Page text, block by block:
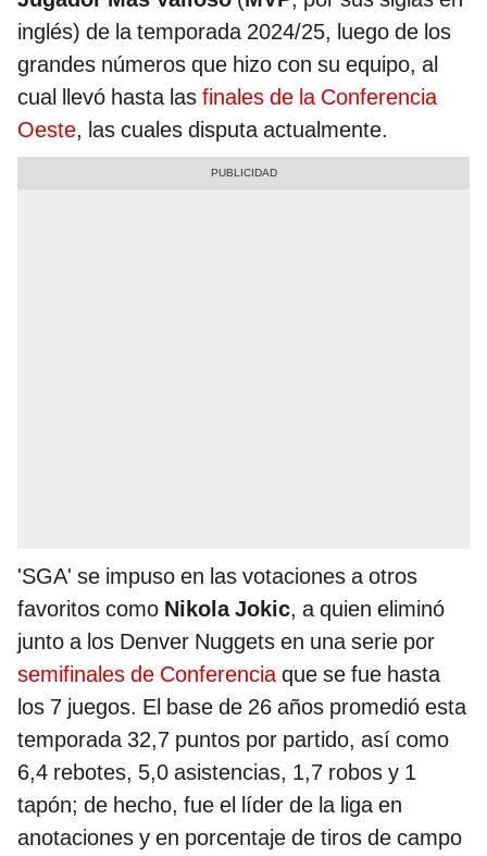
inglés) de la temporada 2024/25, luego de los
grandes números que hizo con su equipo, al
cual llevó hasta las finales de la Conferencia
Oeste, las cuales disputa actualmente.
'SGA' se impuso en las votaciones a otros
favoritos como Nikola Jokic, a quien eliminó
junto a los Denver Nuggets en una serie por
semifinales de Conferenciaque se fue hasta
los 7 juegos. El base de 26 años promedió esta
temporada 32,7 puntos por partido, así como
6,4 rebotes, 5,0 asistencias, 1,7 robos y 1
tapón; de hecho, fue el líder de la liga en
anotaciones y en porcentaje de tiros de campo